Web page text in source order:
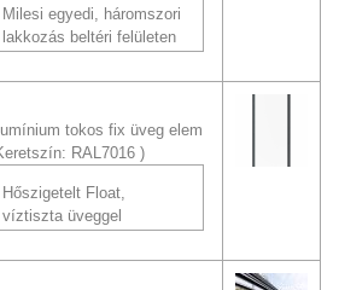
Milesi egyedi, háromszori
lakkozás beltéri felületen
tokos fix üveg elem
RAL7016
Hőszigetelt Float,
víztiszta üveggel